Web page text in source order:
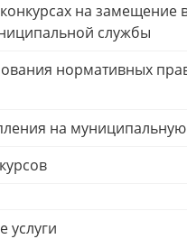
на замещение
службы
нормативных
на
услуги